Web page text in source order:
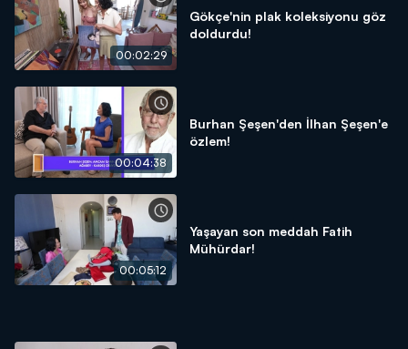
00:02:29
Gökçe'nin plak koleksiyonu göz
doldurdu!
00:04:38
Burhan Şeşen'den İlhan Şeşen'e
özlem!
00:05:12
Yaşayan son meddah Fatih
Mühürdar!